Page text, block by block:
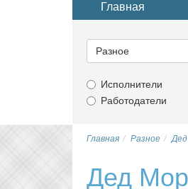
Главная
категорию...
Разное
Исполнители
Работодатели
Главная Разное
Дед